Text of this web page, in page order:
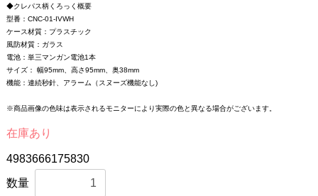
◆クレパス柄くろっく概要
型番：CNC-01-IVWH
ケース材質：プラスチック
風防材質：ガラス
電池：単三マンガン電池1本
サイズ： 幅95mm、高さ95mm、奥38mm
機能：連続秒針、アラーム（スヌーズ機能なし)
※商品画像の色味は表示されるモニターにより実際の色と異なる場合がございます。
在庫あり
4983666175830
数量